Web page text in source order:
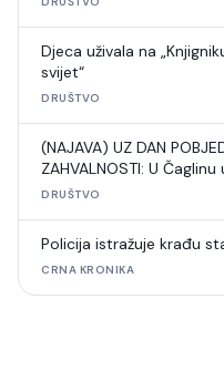
Djeca uživala na
svijet“
DRUŠTVO
(NAJAVA) UZ DAN
ZAHVALNOSTI: U
šahovski turnir
DRUŠTVO
Policija istražuje krađu
CRNA KRONIKA